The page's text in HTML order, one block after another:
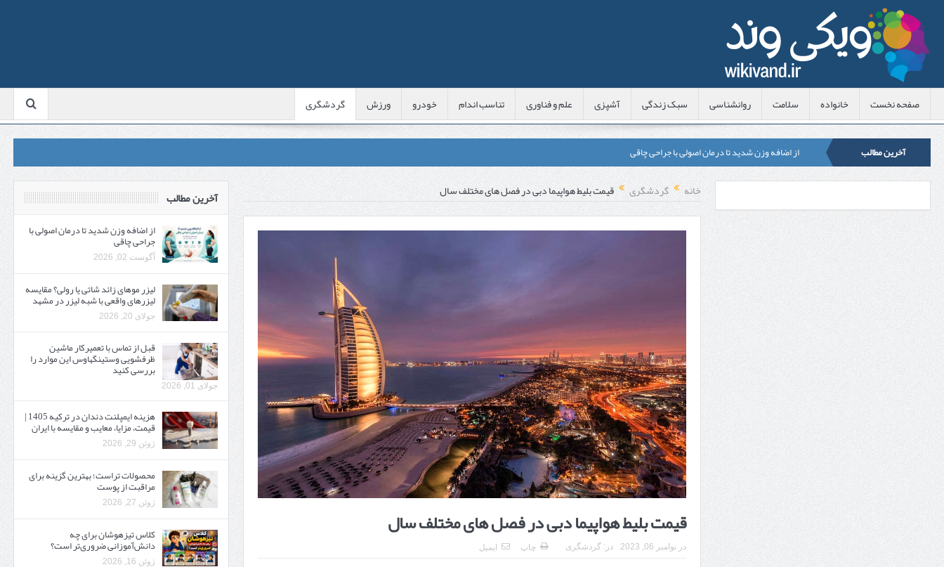
صفحه نخست خانواده سلامت روانشناسی سبک زندگی آشپزی علم و فناوری تناسب اندام خودرو ورزش گردشگری
آخرین مطالب
از اضافه وزن شدید تا درمان اصولی با جراحی چاقی
لیزر موهای زائد شاتی یا رولی؟ مقایسه لیزرهای واقعی با شبه‌ لیزر در مشهد
قبل از تماس با تعمیرکار ماشین ظرفشویی وستینگهاوس این موارد را بررسی کنید
هزینه ایمپلنت دندان در ترکیه 1405 | قیمت، مزایا، معایب و مقایسه با ایران
محصولات تراست؛ بهترین گزینه برای مراقبت از پوست
کلاس تیزهوشان برای چه دانش‌آموزانی ضروری‌تر است؟
آشنایی با هنر عاج کاری
7 سوئیت محبوب مشهد نزدیک حرم با غذا و نظر مسافران
درمان ترک های پوستی با لیزر در مشهد | لیزر فوتونا برای بهبود قطعی استریا
طراحی در خدمت نظم؛ از قفسه ‌های یک‌ طرفه تا دو طرفه، روایت هوشمندی در معماری فروشگاه
خانه گردشگری قیمت بلیط هواپیما دبی در فصل های مختلف سال
قیمت بلیط هواپیما دبی در فصل های مختلف سال
در نوامبر 06, 2023 در: گردشگری چاپ ایمیل
آخرین مطالب
از اضافه وزن شدید تا درمان اصولی با
جراحی چاقی
آگوست 02, 2026
لیزر موهای زائد شاتی یا رولی؟ مقایسه
لیزرهای واقعی با شبه‌ لیزر در مشهد
جولای 20, 2026
قبل از تماس با تعمیرکار ماشین
ظرفشویی وستینگهاوس این موارد را
بررسی کنید
جولای 01, 2026
هزینه ایمپلنت دندان در ترکیه 1405 |
قیمت، مزایا، معایب و مقایسه با ایران
ژوئن 29, 2026
محصولات تراست؛ بهترین گزینه برای
مراقبت از پوست
ژوئن 27, 2026
کلاس تیزهوشان برای چه
دانش‌آموزانی ضروری‌تر است؟
ژوئن 16, 2026